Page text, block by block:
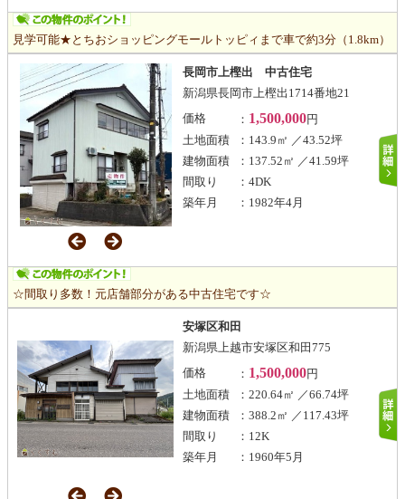
見学可能★とちおショッピングモールトッピィまで車で約3分（1.8km）
長岡市上樫出 中古住宅
新潟県長岡市上樫出1714番地21
価格
： 1,500,000円
土地面積
：143.9㎡ ／43.52坪
建物面積
：137.52㎡ ／41.59坪
間取り
：4DK
築年月
：1982年4月
☆間取り多数！元店舗部分がある中古住宅です☆
安塚区和田
新潟県上越市安塚区和田775
価格
： 1,500,000円
土地面積
：220.64㎡ ／66.74坪
建物面積
：388.2㎡ ／117.43坪
間取り
：12K
築年月
：1960年5月